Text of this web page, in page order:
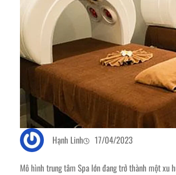
Hạnh Linh 17/04/2023
Mô hình trung tâm Spa lớn đang trở thành một xu